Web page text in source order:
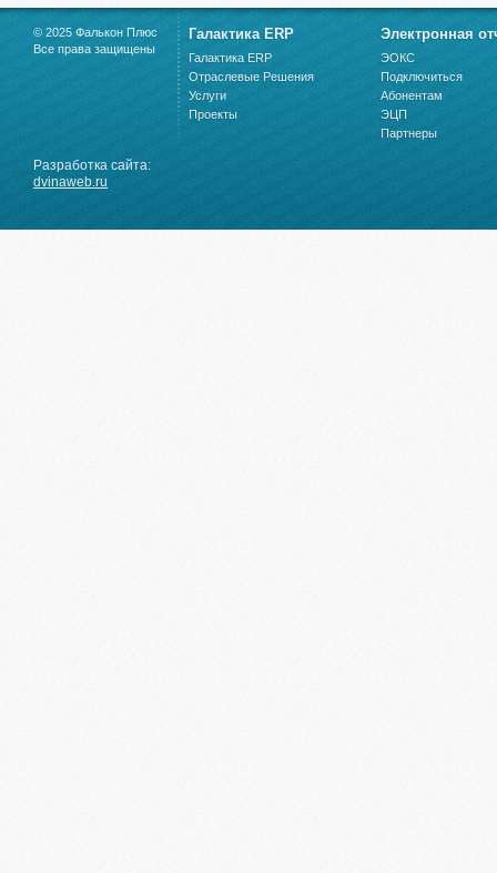
© 2025 Фалькон Плюс
Все права защищены
Разработка сайта:
dvinaweb.ru
Галактика ERP
Галактика ERP
Отраслевые Решения
Услуги
Проекты
Электронная
ЭОКС
Подключиться
Абонентам
ЭЦП
Партнеры